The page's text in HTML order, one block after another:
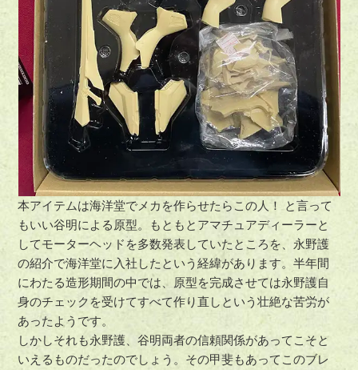
本アイテムは海洋堂でメカを作らせたらこの人！ と言って
もいい谷明による原型。もともとアマチュアディーラーと
してモーターヘッドを多数発表していたところを、永野護
の紹介で海洋堂に入社したという経緯があります。半年間
にわたる造形期間の中では、原型を完成させては永野護自
身のチェックを受けてすべて作り直しという壮絶な苦労が
あったようです。
しかしそれも永野護、谷明両者の信頼関係があってこそと
いえるものだったのでしょう。その甲斐もあってこのブレ